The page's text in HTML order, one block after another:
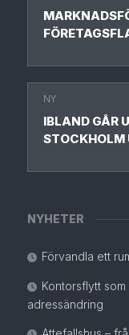
NY
IBLAND GÅR
STOCKHOLM
NYHETER
Förvandla ett
Kontorsflytt
adressändring